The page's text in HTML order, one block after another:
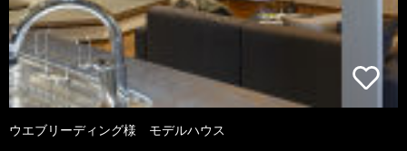
ウエブリーディング様 モデルハウス